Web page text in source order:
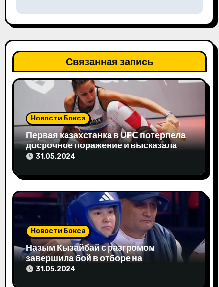
а
ц
и
я
з
а
п
и
с
м
Связанная запись
Новости Бокса
Первая казахстанка в UFC потерпела
досрочное поражение и высказала
свое мнение
31.05.2024
Новости Бокса
Назым Кызайбай с разгромом
завершила бой в отборе на
Олимпиаду-2024
31.05.2024